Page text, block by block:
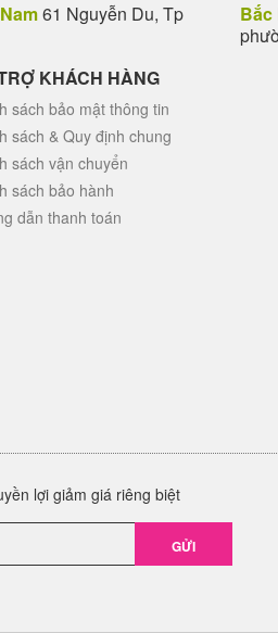
61 Nguyễn Du, Tp
Bắc
KHÁCH HÀNG
sách bảo mật thông tin
sách & Quy định chung
sách vận chuyển
sách bảo hành
dẫn thanh toán
lợi giảm giá riêng biệt
GỬI